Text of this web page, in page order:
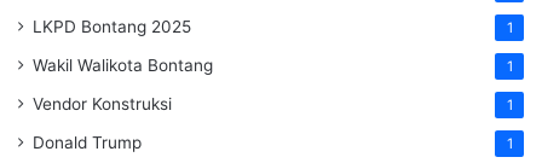
LKPD Bontang 2025 1
Wakil Walikota Bontang 1
Vendor Konstruksi 1
Donald Trump 1